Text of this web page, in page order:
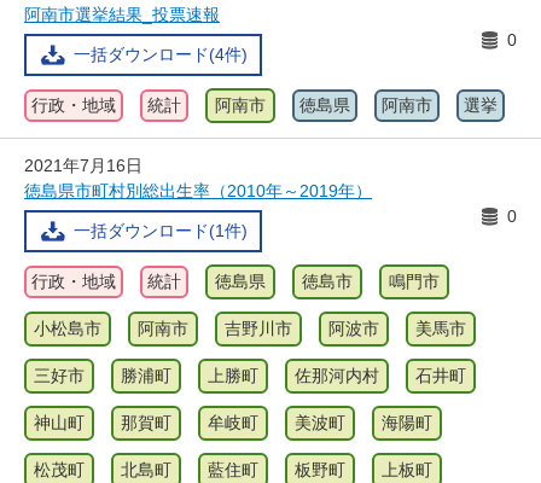
阿南市選挙結果_投票速報
一括ダウンロード(4件)
0
行政・地域 統計 阿南市 徳島県 阿南市 選挙
2021年7月16日
徳島県市町村別総出生率（2010年～2019年）
一括ダウンロード(1件)
0
行政・地域 統計 徳島県 徳島市 鳴門市
小松島市 阿南市 吉野川市 阿波市 美馬市
三好市 勝浦町 上勝町 佐那河内村 石井町
神山町 那賀町 牟岐町 美波町 海陽町
松茂町 北島町 藍住町 板野町 上板町